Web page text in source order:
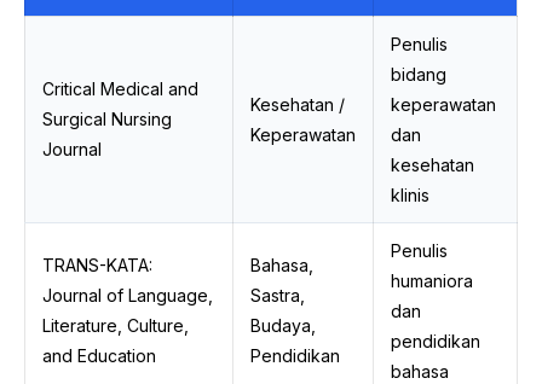
Critical Medical and
Surgical Nursing
Journal
Kesehatan /
Keperawatan
Penulis
bidang
keperawatan
dan
kesehatan
klinis
TRANS-KATA:
Journal of Language,
Literature, Culture,
and Education
Bahasa,
Sastra,
Budaya,
Pendidikan
Penulis
humaniora
dan
pendidikan
bahasa